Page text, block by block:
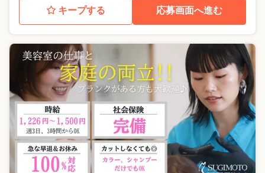
キープする 応募画面へ進む